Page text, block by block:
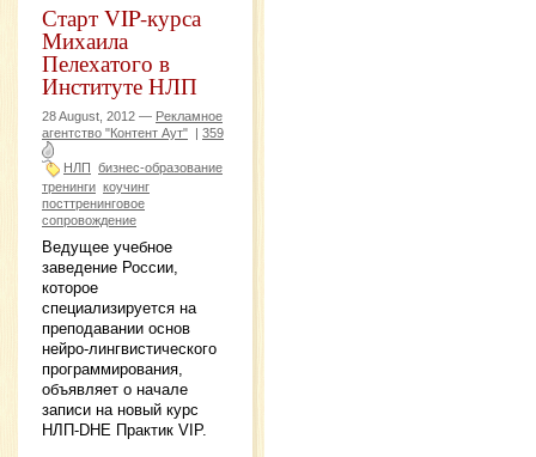
Старт VIP-курса
Михаила
Пелехатого в
Институте НЛП
28 August, 2012 — Рекламное
агентство "Контент Аут"
359
НЛП
бизнес-образование
тренинги коучинг
посттренинговое
сопровождение
Ведущее учебное
заведение России,
которое
специализируется на
преподавании основ
нейро-лингвистического
программирования,
объявляет о начале
записи на новый курс
НЛП-DHE Практик VIP.